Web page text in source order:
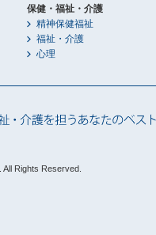
保健・福祉・介護
精神保健福祉
福祉・介護
心理
All Rights Reserved.